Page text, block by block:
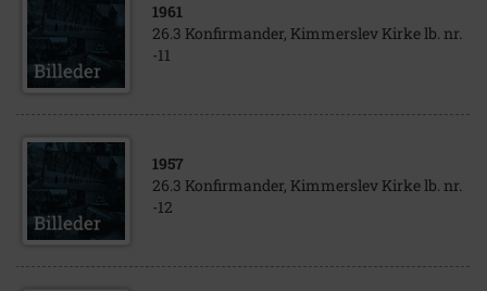
1961
26.3 Konfirmander, Kimmerslev Kirke lb. nr.
-11
1957
26.3 Konfirmander, Kimmerslev Kirke lb. nr.
-12